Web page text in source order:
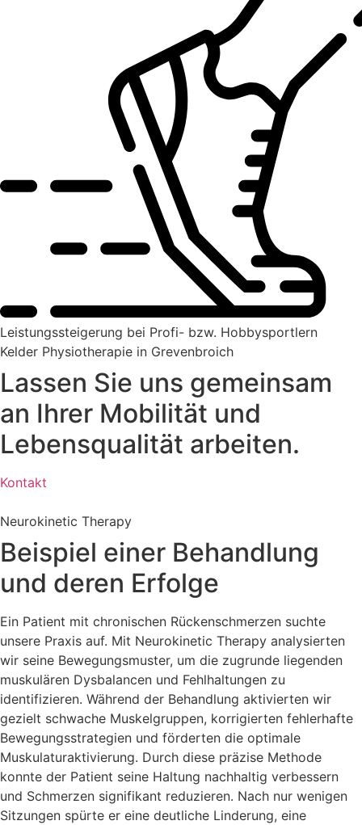
Leistungssteigerung bei Profi- bzw. Hobbysportlern
Kelder Physiotherapie in Grevenbroich
Lassen Sie uns gemeinsam
an Ihrer Mobilität und
Lebensqualität arbeiten.
Kontakt
Neurokinetic Therapy
Beispiel einer Behandlung
und deren Erfolge
Ein Patient mit chronischen Rückenschmerzen suchte
unsere Praxis auf. Mit Neurokinetic Therapy analysierten
wir seine Bewegungsmuster, um die zugrunde liegenden
muskulären Dysbalancen und Fehlhaltungen zu
identifizieren. Während der Behandlung aktivierten wir
gezielt schwache Muskelgruppen, korrigierten fehlerhafte
Bewegungsstrategien und förderten die optimale
Muskulaturaktivierung. Durch diese präzise Methode
konnte der Patient seine Haltung nachhaltig verbessern
und Schmerzen signifikant reduzieren. Nach nur wenigen
Sitzungen spürte er eine deutliche Linderung, eine